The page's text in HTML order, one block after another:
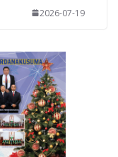
2026-07-19